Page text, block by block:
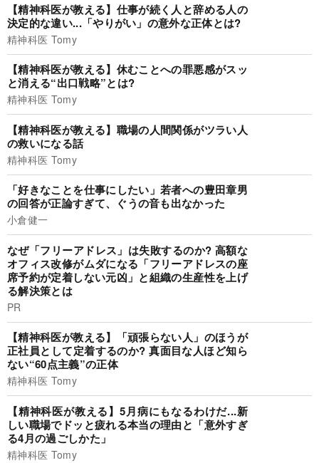
【精神科医が教える】仕事が続く人と辞める人の
決定的な違い...「やりがい」の意外な正体とは?
精神科医 Tomy
【精神科医が教える】休むことへの罪悪感がスッ
と消える“出口戦略”とは?
精神科医 Tomy
【精神科医が教える】職場の人間関係がツラい人
の救いになる話
精神科医 Tomy
「好きなことを仕事にしたい」若者への豊田章男
の回答が正論すぎて、ぐうの音も出なかった
小倉健一
なぜ「フリーアドレス」は失敗するのか? 高額な
オフィス改修がムダになる「フリーアドレスの座
席予約が定着しない元凶」と組織の生産性を上げ
る解決策とは
PR
【精神科医が教える】「頑張らない人」のほうが
正社員として定着するのか? 真面目な人ほど知ら
ない“60点主義”の正体
精神科医 Tomy
【精神科医が教える】5月病にもなるわけだ...新
しい職場でドッと疲れる本当の理由と「意外すぎ
る4月の過ごしかた」
精神科医 Tomy